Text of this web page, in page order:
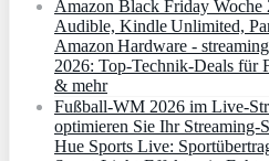
Amazon Black Friday Woche
Audible, Kindle Unlimited,
Amazon Hardware -
2026: Top-Technik-Deals für
& mehr
Fußball-WM 2026 im Live-
optimieren Sie Ihr Streaming-
Hue Sports Live: